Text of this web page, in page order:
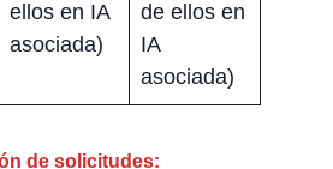
ellos en IA
asociada)
de ellos en
IA
asociada)
de solicitudes: